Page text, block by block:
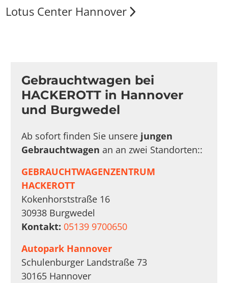
Lotus Center Hannover
Gebrauchtwagen bei
HACKEROTT in Hannover
und Burgwedel
Ab sofort finden Sie unsere jungen
Gebrauchtwagen an an zwei Standorten::
GEBRAUCHTWAGENZENTRUM
HACKEROTT
Kokenhorststraße 16
30938 Burgwedel
Kontakt: 05139 9700650
Autopark Hannover
Schulenburger Landstraße 73
30165 Hannover